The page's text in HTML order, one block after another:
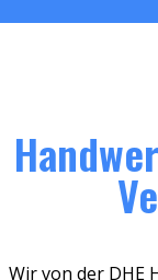
Wir von der DHE